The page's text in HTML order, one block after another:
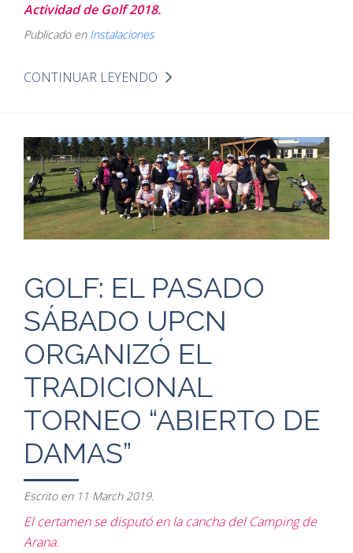
Actividad de Golf 2018.
Publicado en Instalaciones
CONTINUAR LEYENDO
GOLF: EL PASADO
SÁBADO UPCN
ORGANIZÓ EL
TRADICIONAL
TORNEO “ABIERTO DE
DAMAS”
Escrito en 11 March 2019.
El certamen se disputó en la cancha del Camping de
Arana.